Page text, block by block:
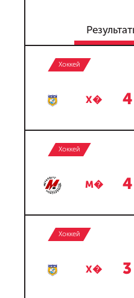
Хоккей
Х� 4
Хоккей
М� 4
Хоккей
Х� 3